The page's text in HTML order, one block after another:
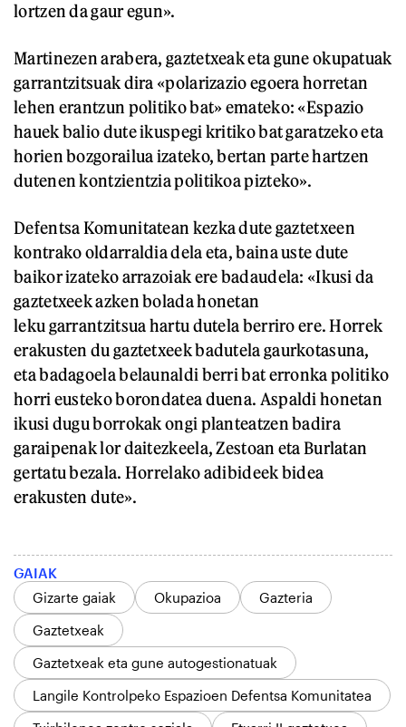
lortzen da gaur egun».
Martinezen arabera, gaztetxeak eta gune okupatuak
garrantzitsuak dira «polarizazio egoera horretan
lehen erantzun politiko bat» emateko: «Espazio
hauek balio dute ikuspegi kritiko bat garatzeko eta
horien bozgorailua izateko, bertan parte hartzen
dutenen kontzientzia politikoa pizteko».
Defentsa Komunitatean kezka dute gaztetxeen
kontrako oldarraldia dela eta, baina uste dute
baikor izateko arrazoiak ere badaudela: «Ikusi da
gaztetxeek azken bolada honetan
leku garrantzitsua hartu dutela berriro ere. Horrek
erakusten du gaztetxeek badutela gaurkotasuna,
eta badagoela belaunaldi berri bat erronka politiko
horri eusteko borondatea duena. Aspaldi honetan
ikusi dugu borrokak ongi planteatzen badira
garaipenak lor daitezkeela, Zestoan eta Burlatan
gertatu bezala. Horrelako adibideek bidea
erakusten dute».
GAIAK
Gizarte gaiak
Okupazioa
Gazteria
Gaztetxeak
Gaztetxeak eta gune autogestionatuak
Langile Kontrolpeko Espazioen Defentsa Komunitatea